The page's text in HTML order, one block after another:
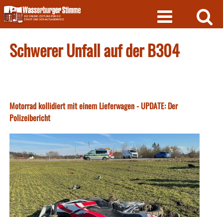
Skip
to
content
Schwerer Unfall auf der B304
Motorrad kollidiert mit einem Lieferwagen - UPDATE: Der
Polizeibericht